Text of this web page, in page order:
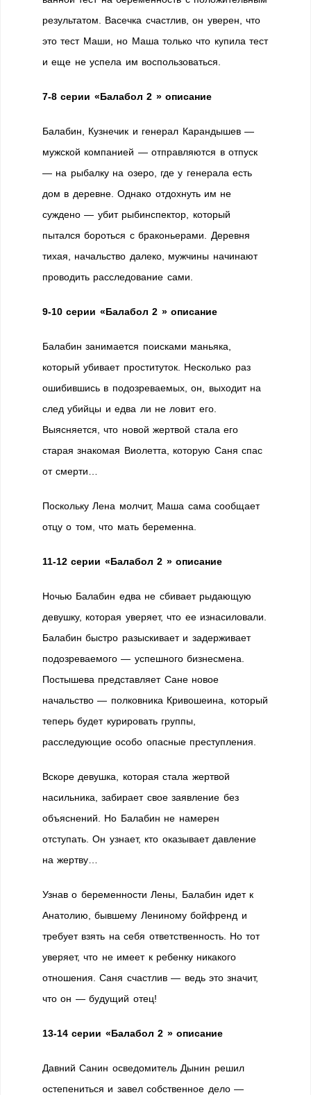
результатом. Васечка счастлив, он уверен, что
это тест Маши, но Маша только что купила тест
и еще не успела им воспользоваться.
7-8 серии «Балабол 2 » описание
Балабин, Кузнечик и генерал Карандышев —
мужской компанией — отправляются в отпуск
— на рыбалку на озеро, где у генерала есть
дом в деревне. Однако отдохнуть им не
суждено — убит рыбинcпектор, который
пытался бороться с браконьерами. Деревня
тихая, начальство далеко, мужчины начинают
проводить расследование сами.
9-10 серии «Балабол 2 » описание
Балабин занимается поисками маньяка,
который убивает проституток. Несколько раз
ошибившись в подозреваемых, он, выходит на
след убийцы и едва ли не ловит его.
Выясняется, что новой жертвой стала его
старая знакомая Виолетта, которую Саня спас
от смерти…
Поскольку Лена молчит, Маша сама сообщает
отцу о том, что мать беременна.
11-12 серии «Балабол 2 » описание
Ночью Балабин едва не сбивает рыдающую
девушку, которая уверяет, что ее изнасиловали.
Балабин быстро разыскивает и задерживает
подозреваемого — успешного бизнесмена.
Постышева представляет Сане новое
начальство — полковника Кривошеина, который
теперь будет курировать группы,
расследующие особо опасные преступления.
Вскоре девушка, которая стала жертвой
насильника, забирает свое заявление без
объяснений. Но Балабин не намерен
отступать. Он узнает, кто оказывает давление
на жертву…
Узнав о беременности Лены, Балабин идет к
Анатолию, бывшему Лениному бойфренд и
требует взять на себя ответственность. Но тот
уверяет, что не имеет к ребенку никакого
отношения. Саня счастлив — ведь это значит,
что он — будущий отец!
13-14 серии «Балабол 2 » описание
Давний Санин осведомитель Дынин решил
остепениться и завел собственное дело —